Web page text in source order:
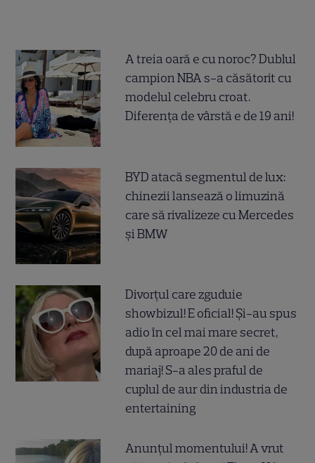
A treia oară e cu noroc? Dublul
campion NBA s-a căsătorit cu
modelul celebru croat.
Diferența de vârstă e de 19 ani!
BYD atacă segmentul de lux:
chinezii lansează o limuzină
care să rivalizeze cu Mercedes
și BMW
Divorțul care zguduie
showbizul! E oficial! Și-au spus
adio în cel mai mare secret,
după aproape 20 de ani de
mariaj! S-a ales praful de
cuplul de aur din industria de
entertaining
Anunțul momentului! A vrut